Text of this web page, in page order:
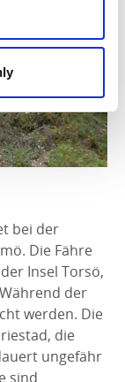
bei der
Die Fähre
Insel Torsö,
der
werden. Die
die
ungefähr
sind